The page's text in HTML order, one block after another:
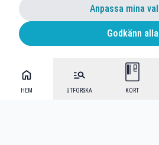
HEM UTFORSKA KORT
Anpassa mina val
Godkänn alla